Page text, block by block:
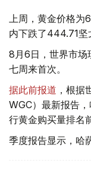
上周，黄金价格为
内下跌了444.71坚
8月6日，世界市
七周来首次。
据此前报道 ，根
WGC）最新报告
行黄金购买量排名
季度报告显示，哈